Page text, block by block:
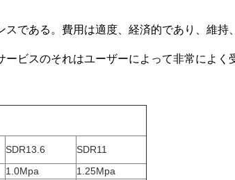
である。費用は適度、経済的であり、維持
ビスのそれはユーザーによって非常によく
SDR13.6
SDR11
1.0Mpa
1.25Mpa